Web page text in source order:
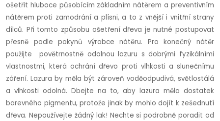
ošetřit hluboce působícím základním nátěrem a preventivním
nátěrem proti zamodrání a plísni, a to z vnější i vnitřní strany
dílců. Při tomto způsobu ošetření dřeva je nutné postupovat
přesně podle pokynů výrobce nátěru. Pro konečný nátěr
použijte povětrnostně odolnou lazuru s dobrými fyzikálními
vlastnostmi, která ochrání dřevo proti vlhkosti a slunečnímu
záření. Lazura by měla být zároveň voděodpudivá, světlostálá
a vlhkosti odolná. Dbejte na to, aby lazura měla dostatek
barevného pigmentu, protože jinak by mohlo dojít k zešednutí
dřeva. Nepoužívejte žádný lak! Nechte si podrobně poradit od